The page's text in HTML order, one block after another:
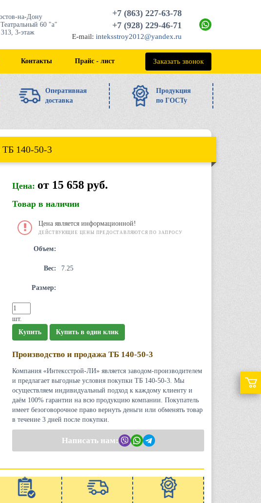
на-Дону
60 "а"
3-этаж
+7 (863) 227-63-78
+7 (928) 229-46-71
E-mail: inteksstroy2012@yandex.ru
Контакты Прайс - лист +7 (863) 227-63-78
Заказать звонок
Оперативная
доставка
Продукция
по ГОСТу
ТБ 140-50-3
Цена: от 15 658 руб.
Товар в наличии
Цена является информационной!
ДЕЙСТВУЮЩИЕ ЦЕНЫ ПРЕДОСТАВЛЯЮТСЯ ПО ЗАПРОСУ
Объем:
Вес: 7.25
Размер:
шт.
Купить
Купить в один клик
Производство и продажа ТБ 140-50-3
Компания «Интексстрой-ЛИ» является заводом-производителем
и предлагает выгодные условия покупки ТБ 140-50-3. Мы
осуществляем индивидуальный подход к каждому клиенту и
даём 100% гарантии на всю продукцию компании. Покупатель
имеет безоговорочное право вернуть деньги или обменять товар
в течение 3 дней после покупки.
Написать нам: